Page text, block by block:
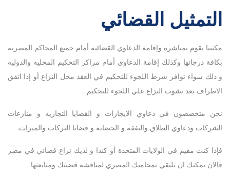
التمثيل القضائي
مكتبنا يقوم بمباشرة وإقامة الدعاوي القضائيه أمام جميع المحاكم المصريه
بكافة درجاتها وكذلك إقامة الدعاوي أمام مراكز التحكيم المحليه والدوليه
و ذلك سواء توافر شرط اللجوء للتحكيم في العقد محل النزاع أو إذا اتفق
الاطراف بعد نشوب النزاع علي اللجوء للتحكيم .
نحن متخصصون في دعاوي الايجارات و القضايا التجاريه و منازعات
الشركات ودعاوي الطلاق والنفقه و الحضانه و قضايا التركات والميراث.
فإذا كنت مقيم في الولايات المتحدة أو كندا و لديك نزاع قضائي في مصر
فالان يمكنك ان تلتقي بمحاميك المصري لمناقشة قضيتك ومتابعتها .